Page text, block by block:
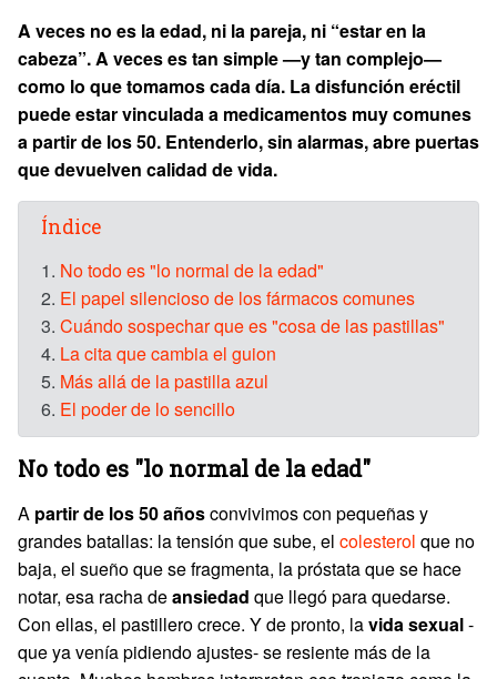
A veces no es la edad, ni la pareja, ni “estar en la
cabeza”. A veces es tan simple —y tan complejo—
como lo que tomamos cada día. La disfunción eréctil
puede estar vinculada a medicamentos muy comunes
a partir de los 50. Entenderlo, sin alarmas, abre puertas
que devuelven calidad de vida.
Índice
1. No todo es "lo normal de la edad"
2. El papel silencioso de los fármacos comunes
3. Cuándo sospechar que es "cosa de las pastillas"
4. La cita que cambia el guion
5. Más allá de la pastilla azul
6. El poder de lo sencillo
No todo es "lo normal de la edad"
A partir de los 50 añosconvivimos con pequeñas y
grandes batallas: la tensión que sube, el colesterol que no
baja, el sueño que se fragmenta, la próstata que se hace
notar, esa racha deansiedad que llegó para quedarse.
Con ellas, el pastillero crece. Y de pronto, lavida sexual-
que ya venía pidiendo ajustes- se resiente más de la